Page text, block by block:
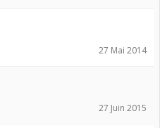
27 Mai 2014
27 Juin 2015